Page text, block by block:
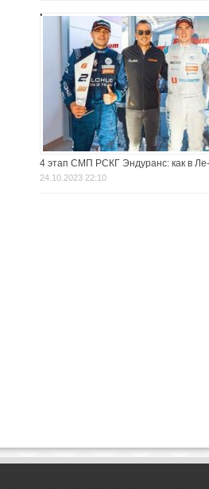
4 этап СМП РСКГ Эндуранс: как в
24.10.2023 22:10